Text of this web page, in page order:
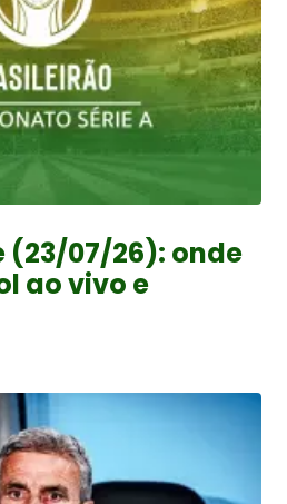
(23/07/26): onde
ao vivo e